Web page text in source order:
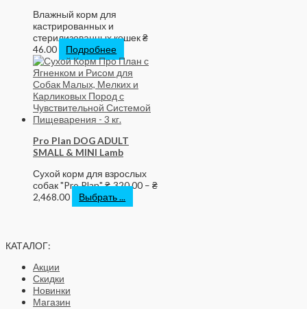
Влажный корм для
кастрированных и
стерилизованных кошек₴
46.00
Подробнее
Pro Plan DOG ADULT
SMALL & MINI Lamb
Сухой корм для взрослых
собак "Pro Plan"₴ 320.00 – ₴
2,468.00
Выбрать ...
КАТАЛОГ:
Акции
Скидки
Новинки
Магазин